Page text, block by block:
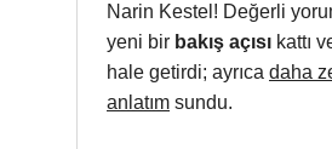
Narin Kestel! Değerli
yeni bir bakış açısı kattı
hale getirdi; ayrıca daha
anlatım sundu.